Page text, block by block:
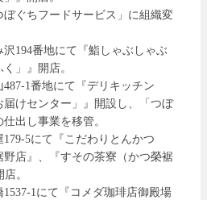
ぼぐちフードサービス」に組織変
沢194番地にて『鮨しゃぶしゃぶ
」』開店。
487-1番地にて『デリキッチン
届けセンター」』開設し、「つぼ
出し事業を移管。
179-5にて『こだわりとんかつ
野店』、『すその茶寮（かつ榮裾
。
1537-1にて『コメダ珈琲店御殿場